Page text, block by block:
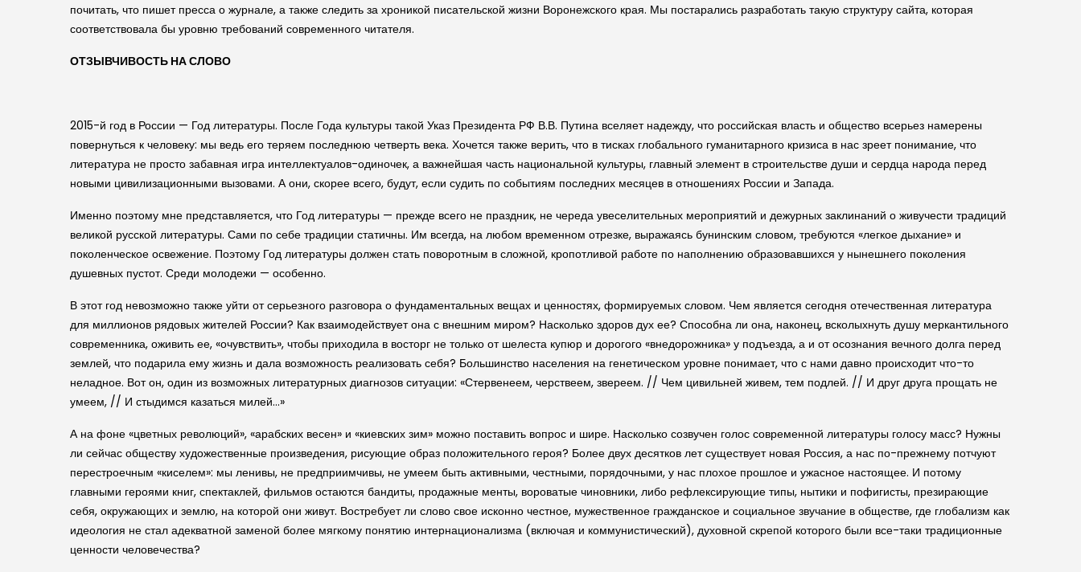
почитать, что пишет пресса о журнале, а также следить за хроникой писательской жизни Воронежского края. Мы постарались разработать такую структуру сайта, которая
соответствовала бы уровню требований современного читателя.
ОТЗЫВЧИВОСТЬ НА СЛОВО
2015-й год в России — Год литературы. После Года культуры такой Указ Президента РФ В.В. Путина вселяет надежду, что российская власть и общество всерьез намерены
повернуться к человеку: мы ведь его теряем последнюю четверть века. Хочется также верить, что в тисках глобального гуманитарного кризиса в нас зреет понимание, что
литература не просто забавная игра интеллектуалов-одиночек, а важнейшая часть национальной культуры, главный элемент в строительстве души и сердца народа перед
новыми цивилизационными вызовами. А они, скорее всего, будут, если судить по событиям последних месяцев в отношениях России и Запада.
Именно поэтому мне представляется, что Год литературы — прежде всего не праздник, не череда увеселительных мероприятий и дежурных заклинаний о живучести традиций
великой русской литературы. Сами по себе традиции статичны. Им всегда, на любом временном отрезке, выражаясь бунинским словом, требуются «легкое дыхание» и
поколенческое освежение. Поэтому Год литературы должен стать поворотным в сложной, кропотливой работе по наполнению образовавшихся у нынешнего поколения
душевных пустот. Среди молодежи — особенно.
В этот год невозможно также уйти от серьезного разговора о фундаментальных вещах и ценностях, формируемых словом. Чем является сегодня отечественная литература
для миллионов рядовых жителей России? Как взаимодействует она с внешним миром? Насколько здоров дух ее? Способна ли она, наконец, всколыхнуть душу меркантильного
современника, оживить ее, «очувствить», чтобы приходила в восторг не только от шелеста купюр и дорогого «внедорожника» у подъезда, а и от осознания вечного долга перед
землей, что подарила ему жизнь и дала возможность реализовать себя? Большинство населения на генетическом уровне понимает, что с нами давно происходит что-то
неладное. Вот он, один из возможных литературных диагнозов ситуации: «Стервенеем, черствеем, звереем. // Чем цивильней живем, тем подлей. // И друг друга прощать не
умеем, // И стыдимся казаться милей…»
А на фоне «цветных революций», «арабских весен» и «киевских зим» можно поставить вопрос и шире. Насколько созвучен голос современной литературы голосу масс? Нужны
ли сейчас обществу художественные произведения, рисующие образ положительного героя? Более двух десятков лет существует новая Россия, а нас по-прежнему потчуют
перестроечным «киселем»: мы ленивы, не предприимчивы, не умеем быть активными, честными, порядочными, у нас плохое прошлое и ужасное настоящее. И потому
главными героями книг, спектаклей, фильмов остаются бандиты, продажные менты, вороватые чиновники, либо рефлексирующие типы, нытики и пофигисты, презирающие
себя, окружающих и землю, на которой они живут. Востребует ли слово свое исконно честное, мужественное гражданское и социальное звучание в обществе, где глобализм как
идеология не стал адекватной заменой более мягкому понятию интернационализма (включая и коммунистический), духовной скрепой которого были все-таки традиционные
ценности человечества?